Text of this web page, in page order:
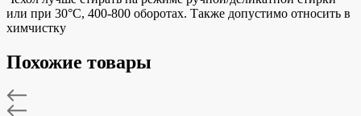
или при 30°C, 400-800 оборотах. Также допустимо относить в
химчистку
Похожие товары